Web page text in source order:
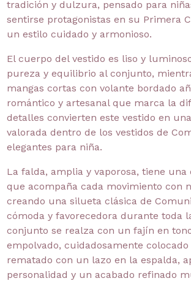
tradición y dulzura, pensado para
sentirse protagonistas en su Primera
un estilo cuidado y armonioso.
El cuerpo del vestido es liso y
pureza y equilibrio al conjunto,
mangas cortas con volante bordado
romántico y artesanal que marca la
detalles convierten este vestido en
valorada dentro de los vestidos de
elegantes para niña.
La falda, amplia y vaporosa, tiene una
que acompaña cada movimiento con
creando una silueta clásica de
cómoda y favorecedora durante toda
conjunto se realza con un fajín en
empolvado, cuidadosamente
rematado con un lazo en la espalda,
personalidad y un acabado refinado